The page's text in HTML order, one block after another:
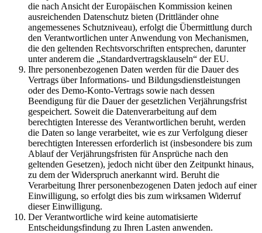
die nach Ansicht der Europäischen Kommission keinen
ausreichenden Datenschutz bieten (Drittländer ohne
angemessenes Schutzniveau), erfolgt die Übermittlung durch
den Verantwortlichen unter Anwendung von Mechanismen,
die den geltenden Rechtsvorschriften entsprechen, darunter
unter anderem die „Standardvertragsklauseln“ der EU.
Ihre personenbezogenen Daten werden für die Dauer des
Vertrags über Informations- und Bildungsdienstleistungen
oder des Demo-Konto-Vertrags sowie nach dessen
Beendigung für die Dauer der gesetzlichen Verjährungsfrist
gespeichert. Soweit die Datenverarbeitung auf dem
berechtigten Interesse des Verantwortlichen beruht, werden
die Daten so lange verarbeitet, wie es zur Verfolgung dieser
berechtigten Interessen erforderlich ist (insbesondere bis zum
Ablauf der Verjährungsfristen für Ansprüche nach den
geltenden Gesetzen), jedoch nicht über den Zeitpunkt hinaus,
zu dem der Widerspruch anerkannt wird. Beruht die
Verarbeitung Ihrer personenbezogenen Daten jedoch auf einer
Einwilligung, so erfolgt dies bis zum wirksamen Widerruf
dieser Einwilligung.
Der Verantwortliche wird keine automatisierte
Entscheidungsfindung zu Ihren Lasten anwenden.